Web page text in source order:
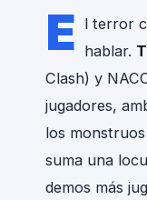
E l terror
hablar.
Clash) y
jugadores,
los
suma una
demos más